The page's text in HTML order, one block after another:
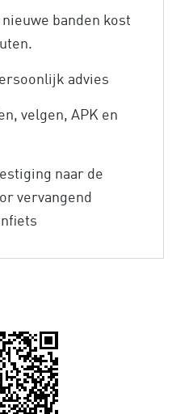
banden kost
advies
velgen, APK en
naar de
vervangend